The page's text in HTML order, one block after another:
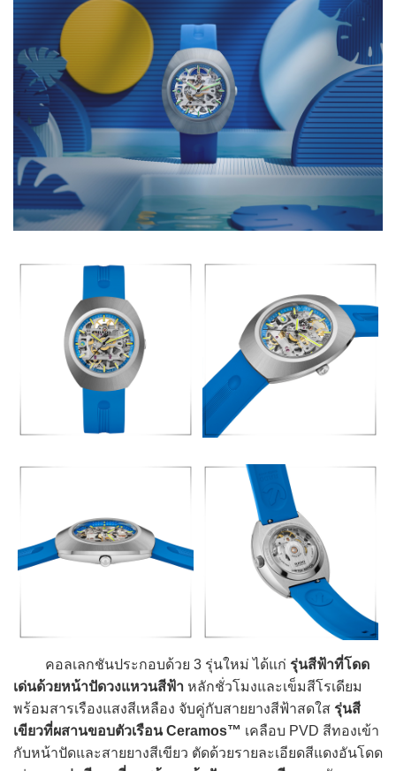
คอลเลกชันประกอบด้วย 3 รุ่นใหม่ ได้แก่ รุ่นสีฟ้าที่โดด
เด่นด้วยหน้าปัดวงแหวนสีฟ้า หลักชั่วโมงและเข็มสีโรเดียม
พร้อมสารเรืองแสงสีเหลือง จับคู่กับสายยางสีฟ้าสดใส รุ่นสี
เขียวที่ผสานขอบตัวเรือน Ceramos™ เคลือบ PVD สีทองเข้า
กับหน้าปัดและสายยางสีเขียว ตัดด้วยรายละเอียดสีแดงอันโดด